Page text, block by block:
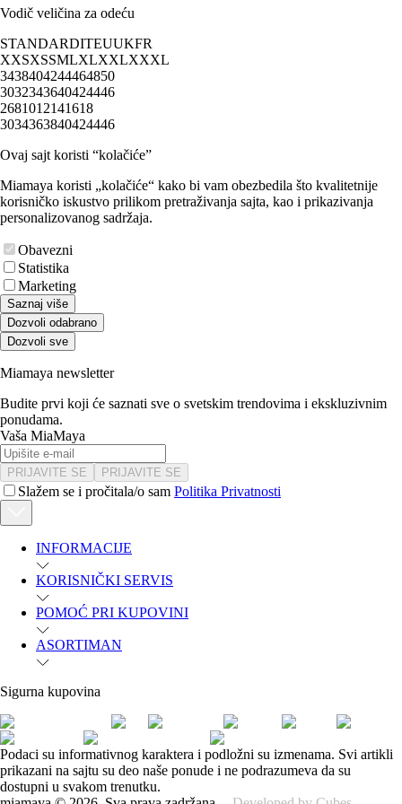
Vodič veličina za odeću
STANDARDITEUUKFR
XXSXSSMLXLXXLXXXL
3438404244464850
3032343640424446
2681012141618
3034363840424446
Ovaj sajt koristi “kolačiće”
Miamaya koristi „kolačiće“ kako bi vam obezbedila što kvalitetnije
korisničko iskustvo prilikom pretraživanja sajta, kao i prikazivanja
personalizovanog sadržaja.
Obavezni
Statistika
Marketing
Saznaj više
Dozvoli odabrano
Dozvoli sve
Miamaya newsletter
Budite prvi koji će saznati sve o svetskim trendovima i ekskluzivnim
ponudama.
Vaša MiaMaya
PRIJAVITE SE PRIJAVITE SE
Slažem se i pročitala/o sam Politika Privatnosti
INFORMACIJE
KORISNIČKI SERVIS
POMOĆ PRI KUPOVINI
ASORTIMAN
Sigurna kupovina
Podaci su informativnog karaktera i podložni su izmenama. Svi artikli
prikazani na sajtu su deo naše ponude i ne podrazumeva da su
dostupni u svakom trenutku.